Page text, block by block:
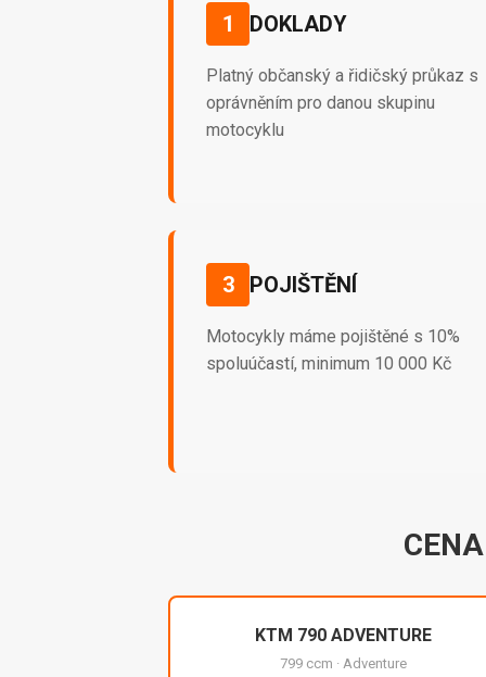
1 DOKLADY
Platný občanský a řidičský průkaz s
oprávněním pro danou skupinu
motocyklu
3 POJIŠTĚNÍ
Motocykly máme pojištěné s 10%
spoluúčastí, minimum 10 000 Kč
KTM 790 ADVENTURE
799 ccm · Adventure